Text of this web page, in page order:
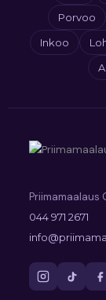
Porvoo
Inkoo
Priimamaalaus
044 971 2671